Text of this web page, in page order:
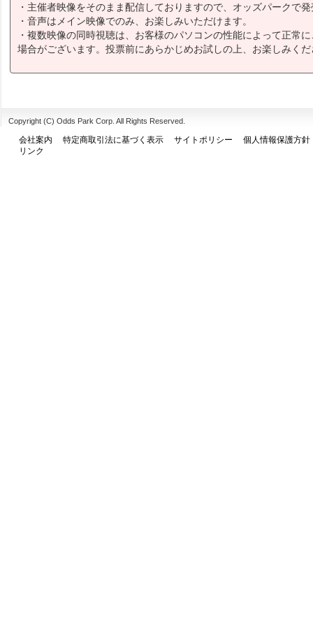
・主催者映像をそのまま配信しておりますので、オッズパークで
・音声はメイン映像でのみ、お楽しみいただけます。
・複数映像の同時視聴は、お客様のパソコンの性能によって正常
場合がございます。投票前にあらかじめお試しの上、お楽しみく
Copyright (C) Odds Park Corp. All Rights Reserved.
会社案内 特定商取引法に基づく表示 サイトポリシー
個人情報保護方針
リンク